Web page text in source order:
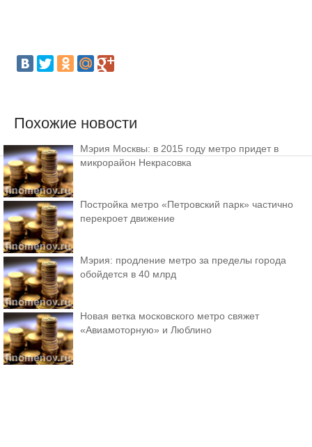
Похожие новости
Мэрия Москвы: в 2015 году метро придет в
микрорайон Некрасовка
Постройка метро «Петровский парк» частично
перекроет движение
Мэрия: продление метро за пределы города
обойдется в 40 млрд
Новая ветка московского метро свяжет
«Авиамоторную» и Люблино